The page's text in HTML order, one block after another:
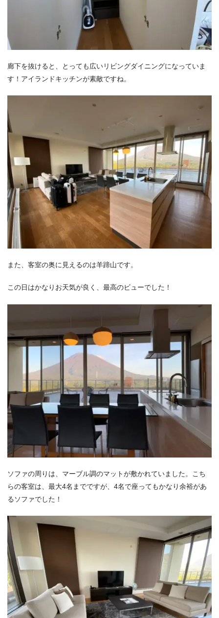
廊下を抜けると、とっても広いリビングダイニングになっていま
す！アイランドキッチンが素敵ですね。
また、客室の奥に見えるのは羊蹄山です。
この日はかなりお天気が良く、最高のビューでした！
ソファの周りは、マーブル調のマットが敷かれていました。こち
らの客室は、最大4名までですが、4名で座ってもかなり余裕があ
るソファでした！